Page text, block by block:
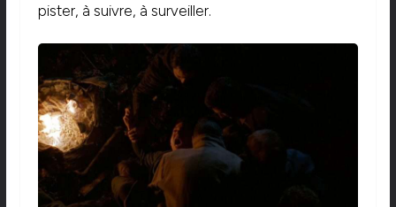
pister, à suivre, à surveiller.